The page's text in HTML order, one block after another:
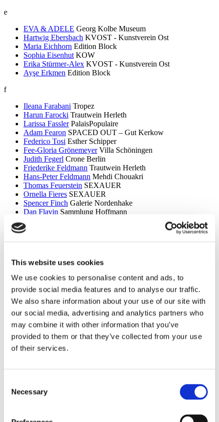
This website uses cookies
We use cookies to personalise content and ads, to
provide social media features and to analyse our traffic.
We also share information about your use of our site with
our social media, advertising and analytics partners who
may combine it with other information that you’ve
provided to them or that they’ve collected from your use
of their services.
Selection
Necessary
e
EVA & ADELE Georg Kolbe Museum
Hartwig Ebersbach KVOST - Kunstverein Ost
Maria Eichhorn Edition Block
Sophia Eisenhut KOW
Erika Stürmer-Alex KVOST - Kunstverein Ost
Ayşe Erkmen Edition Block
f
Ileana Farabani Tropez
Harun Farocki Trautwein Herleth
Larissa Fassler PalaisPopulaire
Adam Fearon SPACED OUT – Gut Kerkow
Federico Tosi Esther Schipper
Fee-Gloria Grönemeyer Villa Schöningen
Judith Fegerl Crone Berlin
Friederike Feldmann Trautwein Herleth
Hans-Peter Feldmann Mehdi Chouakri
Thomas Feuerstein SEXAUER
Ornella Fieres SEXAUER
Spencer Finch Galerie Nordenhake
Dan Flavin Sammlung Hoffmann
Sylvie Fleury
Friedrich Thieme Villa Schöningen
Asana Fujikawa
Galerie Friese
Paul Fägerskiöld Galerie Nordenhake
Wieland Förster Schloss Biesdorf
Meschac Gaba PalaisPopulaire
Ellen Gallagher
PalaisPopulaire
Isa Genzken Wehrmuehle Biesenthal
Georges Rousse
Cristos Gionakos